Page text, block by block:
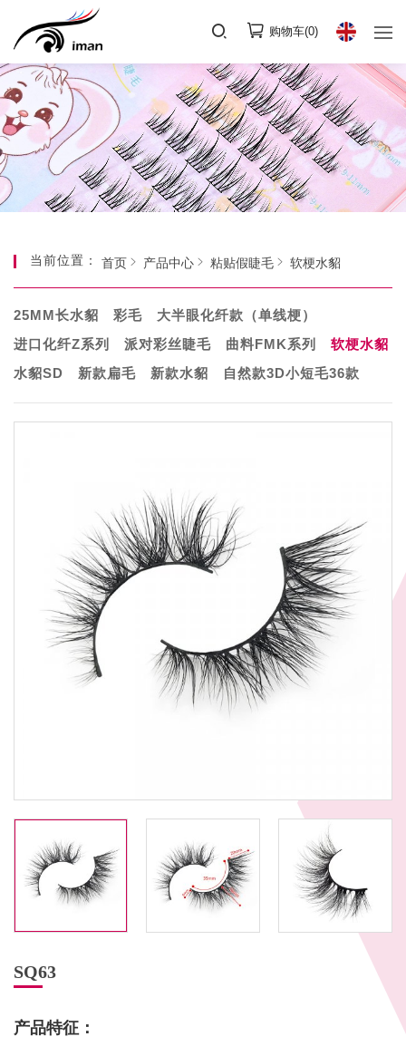
购物车(0)
当前位置： 首页 产品中心 粘贴假睫毛 软梗水貂
25MM长水貂 彩毛
大半眼化纤款（单线梗）
进口化纤Z系列
派对彩丝睫毛 曲料FMK系列
软梗水貂
水貂SD
新款扁毛 新款水貂 自然款3D小短毛36款
SQ63
产品特征：